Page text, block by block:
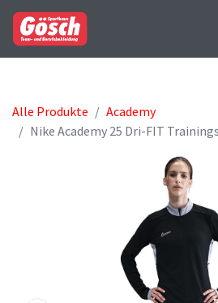
Alle Produkte
Academy
Nike Academy 25 Dri-FIT